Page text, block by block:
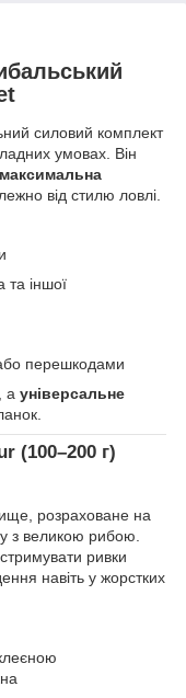
силовий комплект
умовах. Він
максимальна
від стилю ловлі.
та іншої
перешкодами
, а універсальне
(100–200 г)
розраховане на
з великою рибою.
ривки
навіть у жорстких